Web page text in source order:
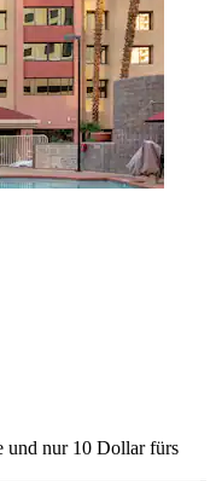
und nur 10 Dollar fürs